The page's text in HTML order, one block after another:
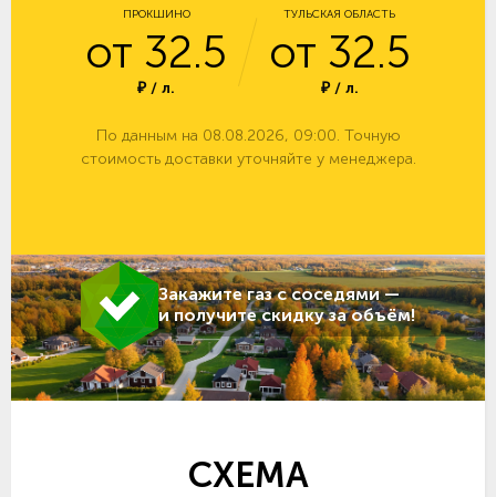
ПРОКШИНО
от 32.5
₽ / л.
ТУЛЬСКАЯ ОБЛАСТЬ
от 32.5
₽ / л.
По данным на 08.08.2026, 09:00. Точную
стоимость доставки уточняйте у менеджера.
Закажите газ с соседями —
и получите скидку за объём!
СХЕМА